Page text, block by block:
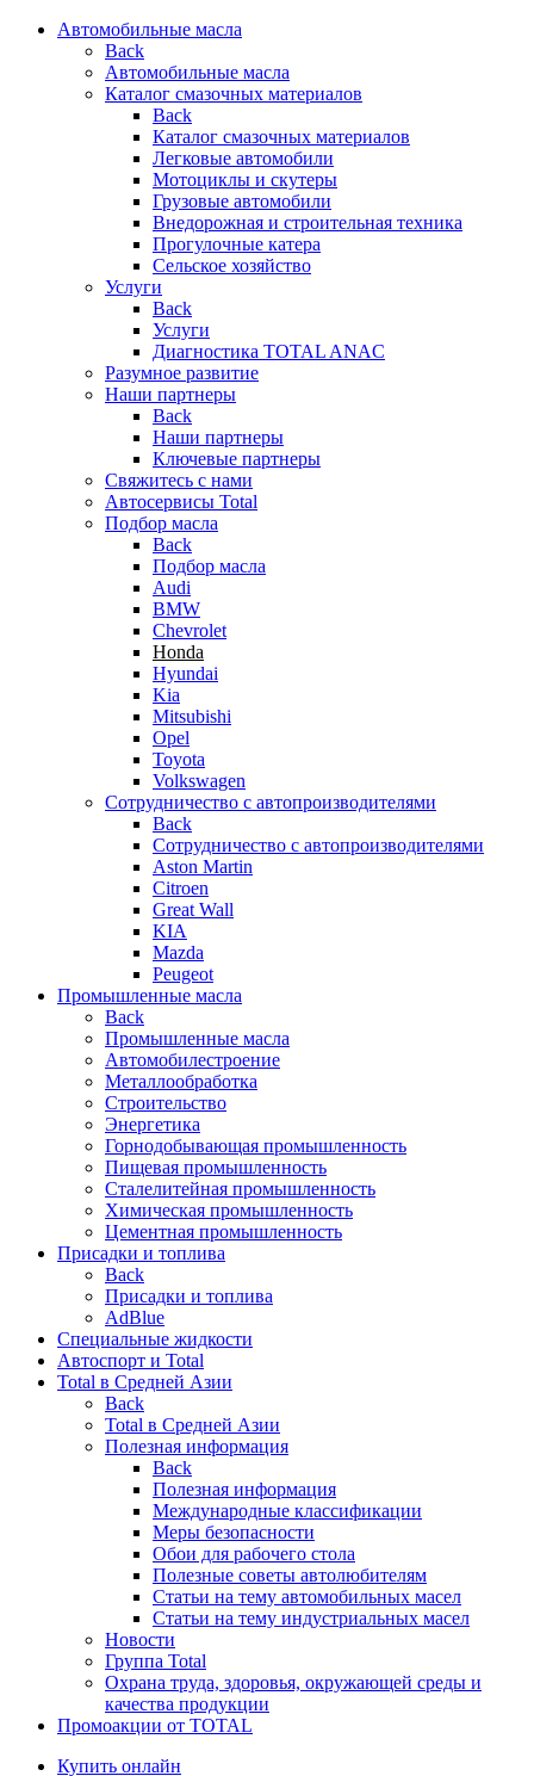
Автомобильные масла
Back
Автомобильные масла
Каталог смазочных материалов
Back
Каталог смазочных материалов
Легковые автомобили
Мотоциклы и скутеры
Грузовые автомобили
Внедорожная и строительная техника
Прогулочные катера
Сельское хозяйство
Услуги
Back
Услуги
Диагностика TOTAL ANAC
Разумное развитие
Наши партнеры
Back
Наши партнеры
Ключевые партнеры
Свяжитесь с нами
Автосервисы Total
Подбор масла
Back
Подбор масла
Audi
BMW
Chevrolet
Honda
Hyundai
Kia
Mitsubishi
Opel
Toyota
Volkswagen
Сотрудничество с автопроизводителями
Back
Сотрудничество с автопроизводителями
Aston Martin
Citroen
Great Wall
KIA
Mazda
Peugeot
Промышленные масла
Back
Промышленные масла
Автомобилестроение
Металлообработка
Строительство
Энергетика
Горнодобывающая промышленность
Пищевая промышленность
Сталелитейная промышленность
Химическая промышленность
Цементная промышленность
Присадки и топлива
Back
Присадки и топлива
AdBlue
Специальные жидкости
Автоспорт и Total
Total в Средней Азии
Back
Total в Средней Азии
Полезная информация
Back
Полезная информация
Международные классификации
Меры безопасности
Обои для рабочего стола
Полезные советы автолюбителям
Статьи на тему автомобильных масел
Статьи на тему индустриальных масел
Новости
Группа Total
Охрана труда, здоровья, окружающей среды и
качества продукции
Промоакции от TOTAL
Купить онлайн